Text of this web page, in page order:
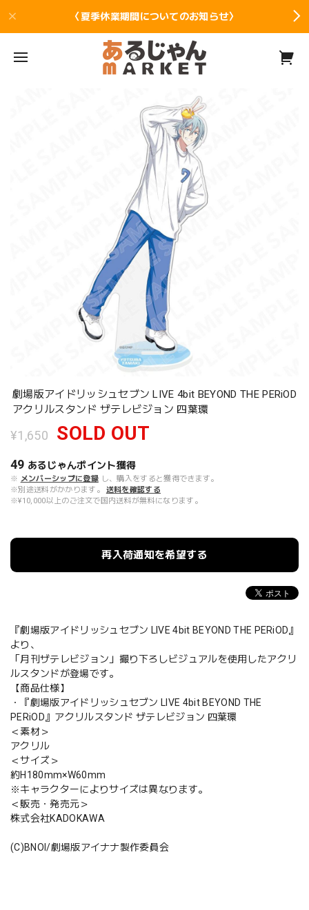
〈夏季休業期間についてのお知らせ〉
劇場版アイドリッシュセブン LIVE 4bit BEYOND THE PERiOD
アクリルスタンド ザテレビジョン 四葉環
¥1,650 SOLD OUT
49 あるじゃんポイント獲得
※ メンバーシップに登録 し、購入をすると獲得できます。
※別途送料がかかります。
送料を確認する
※¥10,000以上のご注文で国内送料が無料になります。
再入荷通知を希望する
『劇場版アイドリッシュセブン LIVE 4bit BEYOND THE PERiOD』
より、
「月刊ザテレビジョン」撮り下ろしビジュアルを使用したアクリ
ルスタンドが登場です。
【商品仕様】
・『劇場版アイドリッシュセブン LIVE 4bit BEYOND THE
PERiOD』アクリルスタンド ザテレビジョン 四葉環
＜素材＞
アクリル
＜サイズ＞
約H180mm×W60mm
※キャラクターによりサイズは異なります。
＜販売・発売元＞
株式会社KADOKAWA
(C)BNOI/劇場版アイナナ製作委員会